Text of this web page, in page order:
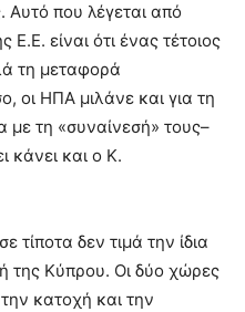
που λέγεται από
Ε.Ε. είναι ότι ένας τέτοιος
τη μεταφορά
οι ΗΠΑ μιλάνε και για τη
τη «συναίνεσή» τους–
κάνει και ο Κ.
δεν τιμά την ίδια
της Κύπρου. Οι δύο χώρες
κατοχή και την